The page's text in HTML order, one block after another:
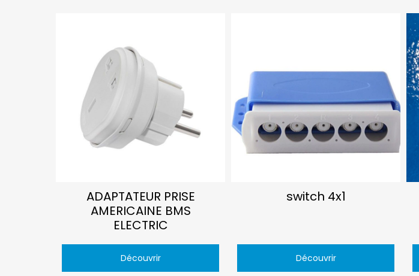
ADAPTATEUR PRISE
AMERICAINE BMS
ELECTRIC
Découvrir
switch 4x1
Découvrir